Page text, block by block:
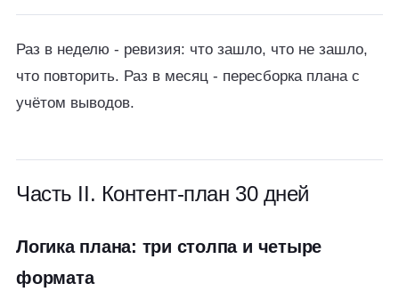
Раз в неделю - ревизия: что зашло, что не зашло,
что повторить. Раз в месяц - пересборка плана с
учётом выводов.
Часть II. Контент-план 30 дней
Логика плана: три столпа и четыре
формата